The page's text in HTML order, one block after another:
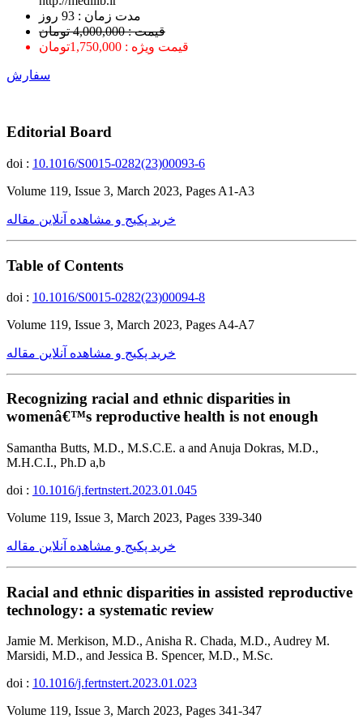
ﻣﺪﺕ ﺯﻣﺎﻥ : 93 ﺭﻭﺯ
قیمت : 4,000,000 تومان
قیمت ویژه : 1,750,000تومان
سفارش
Editorial Board
doi : 10.1016/S0015-0282(23)00093-6
Volume 119, Issue 3, March 2023, Pages A1-A3
خرید پکیج و مشاهده آنلاین مقاله
Table of Contents
doi : 10.1016/S0015-0282(23)00094-8
Volume 119, Issue 3, March 2023, Pages A4-A7
خرید پکیج و مشاهده آنلاین مقاله
Recognizing racial and ethnic disparities in
womenâ€™s reproductive health is not enough
Samantha Butts, M.D., M.S.C.E. a and Anuja Dokras, M.D.,
M.H.C.I., Ph.D a,b
doi : 10.1016/j.fertnstert.2023.01.045
Volume 119, Issue 3, March 2023, Pages 339-340
خرید پکیج و مشاهده آنلاین مقاله
Racial and ethnic disparities in assisted reproductive
technology: a systematic review
Jamie M. Merkison, M.D., Anisha R. Chada, M.D., Audrey M.
Marsidi, M.D., and Jessica B. Spencer, M.D., M.Sc.
doi : 10.1016/j.fertnstert.2023.01.023
Volume 119, Issue 3, March 2023, Pages 341-347